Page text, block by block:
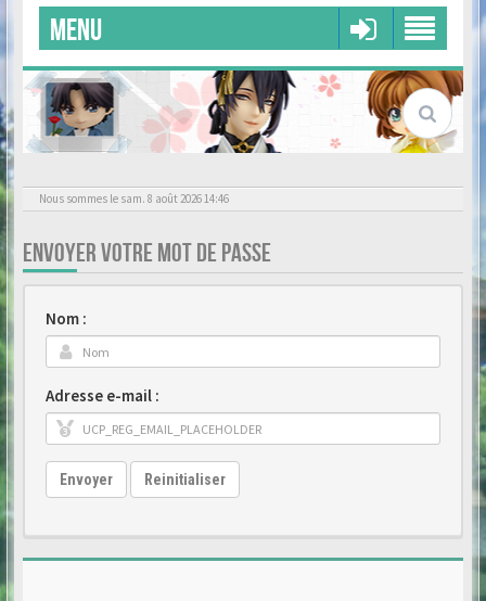
MENU
Nous sommes le sam. 8 août 2026 14:46
ENVOYER VOTRE MOT DE PASSE
Nom :
Adresse e-mail :
Envoyer Reinitialiser